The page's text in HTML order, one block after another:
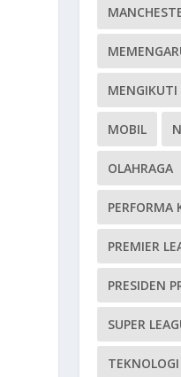
MENGIKUTI
MOBIL
OLAHRAGA
PERFORMA
PREMIER
PRESIDEN
SUPER
TEKNOLOGI